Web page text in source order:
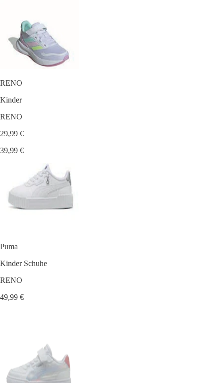
RENO
Kinder
RENO
29,99 €
39,99 €
Puma
Kinder Schuhe
RENO
49,99 €